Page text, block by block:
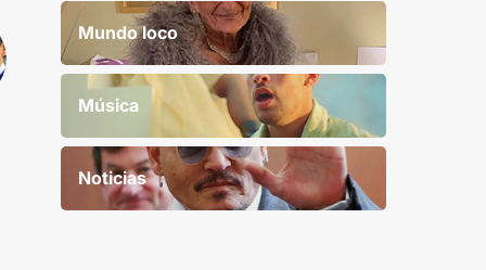
Mundo loco
Música
Noticias